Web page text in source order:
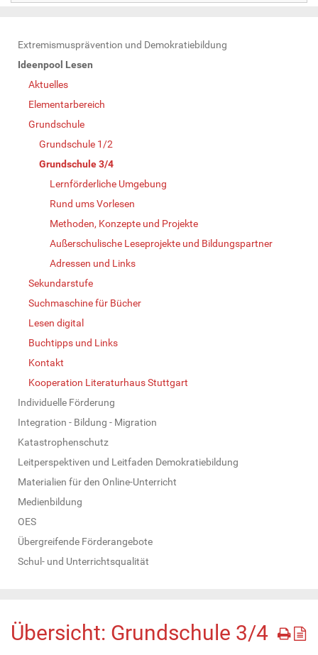
N
a
Extremismusprävention und Demokratiebildung
Ideenpool Lesen
Aktuelles
Elementarbereich
Grundschule
Grundschule 1/2
Grundschule 3/4
Lernförderliche Umgebung
Rund ums Vorlesen
Methoden, Konzepte und Projekte
Außerschulische Leseprojekte und Bildungspartner
Adressen und Links
Sekundarstufe
Suchmaschine für Bücher
Lesen digital
Buchtipps und Links
Kontakt
Kooperation Literaturhaus Stuttgart
Individuelle Förderung
Integration - Bildung - Migration
Katastrophenschutz
Leitperspektiven und Leitfaden Demokratiebildung
Materialien für den Online-Unterricht
Medienbildung
OES
Übergreifende Förderangebote
Schul- und Unterrichtsqualität
Übersicht: Grundschule 3/4